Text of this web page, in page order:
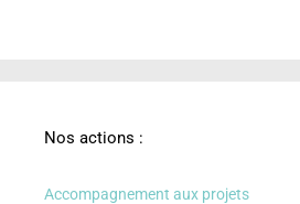
Nos actions :
Accompagnement aux projets